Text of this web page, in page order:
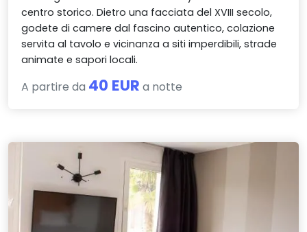
centro storico. Dietro una facciata del XVIII secolo,
godete di camere dal fascino autentico, colazione
servita al tavolo e vicinanza a siti imperdibili, strade
animate e sapori locali.
A partire da 40 EUR a notte